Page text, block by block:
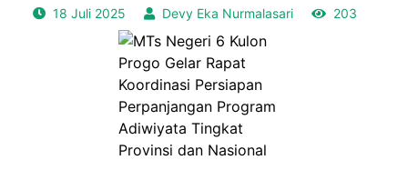
18 Juli 2025 Devy Eka Nurmalasari 203